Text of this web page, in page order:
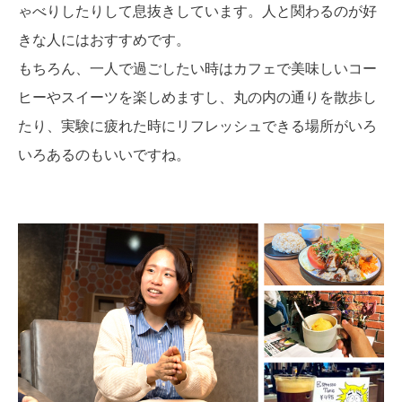
ゃべりしたりして息抜きしています。人と関わるのが好
きな人にはおすすめです。
もちろん、一人で過ごしたい時はカフェで美味しいコー
ヒーやスイーツを楽しめますし、丸の内の通りを散歩し
たり、実験に疲れた時にリフレッシュできる場所がいろ
いろあるのもいいですね。